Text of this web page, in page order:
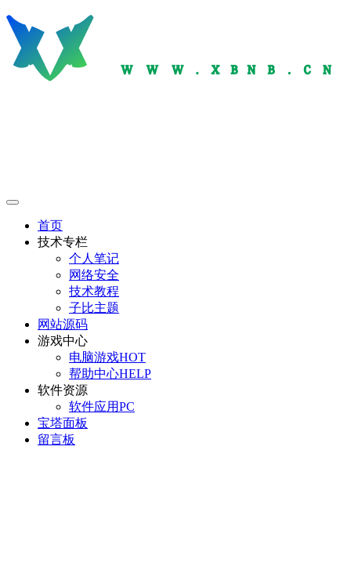
首页
技术专栏
个人笔记
网络安全
技术教程
子比主题
网站源码
游戏中心
电脑游戏HOT
帮助中心HELP
软件资源
软件应用PC
宝塔面板
留言板